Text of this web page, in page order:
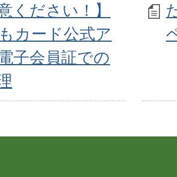
ください！】
カード公式ア
子会員証での